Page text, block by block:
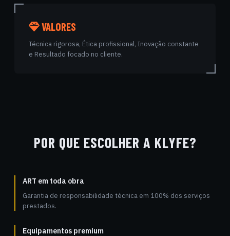
VALORES
Técnica rigorosa, Ética profissional, Inovação constante
e Resultado focado no cliente.
POR QUE ESCOLHER A KLYFE?
ART em toda obra
Garantia de responsabilidade técnica em 100% dos serviços
prestados.
Equipamentos premium